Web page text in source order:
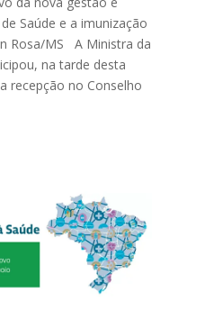
Saúde e a imunização
Rosa/MS A Ministra da
na tarde desta
recepção no Conselho